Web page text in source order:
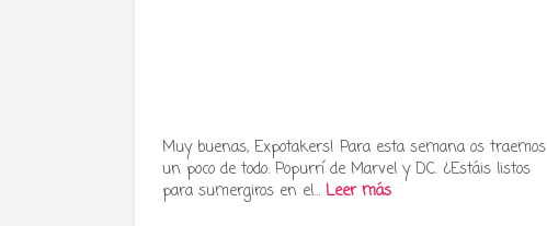
Muy buenas, Expotakers! Para esta semana os traemos
un poco de todo: Popurrí de Marvel y DC. ¿Estáis listos
para sumergiros en el…Leer más